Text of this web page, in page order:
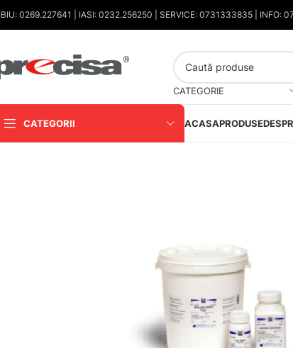
0269.227641 | IASI: 0232.256250 | SERVICE: 0731333835 | INFO:
CATEGORIE
CATEGORII ACASAPRODUSE